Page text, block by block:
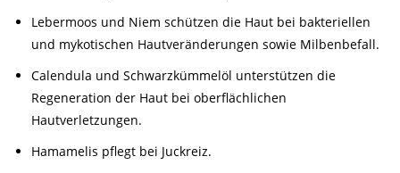
Lebermoos und Niem schützen die Haut bei bakteriellen
und mykotischen Hautveränderungen sowie Milbenbefall.
Calendula und Schwarzkümmelöl unterstützen die
Regeneration der Haut bei oberflächlichen
Hautverletzungen.
Hamamelis pflegt bei Juckreiz.